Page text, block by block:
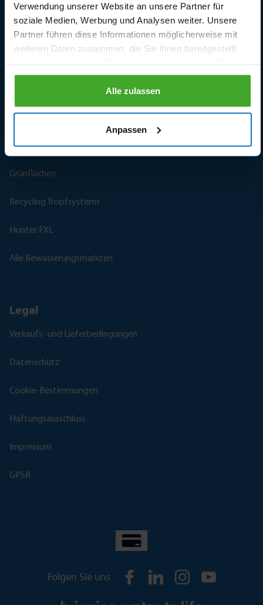
Verwendung unserer Website an unsere Partner für
soziale Medien, Werbung und Analysen weiter. Unsere
Partner führen diese Informationen möglicherweise mit
weiteren Daten zusammen, die Sie ihnen bereitgestellt
gesammelt haben.
Alle zulassen
Anpassen
Vertragswiderruf
Frostschutz
Sportanlagen
Grünflächen
Recycling Tropfsystems
Hunter FXL
Alle Bewässerungsmarkten
Legal
Verkaufs- und Lieferbedingungen
Datenschutz
Cookie-Bestimmungen
Haftungsausschluss
Impressum
GPSR
Folgen Sie uns